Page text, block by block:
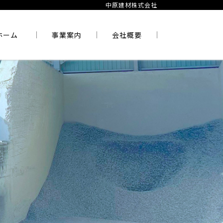
中原建材株式会社
ーム 事業案内 会社概要